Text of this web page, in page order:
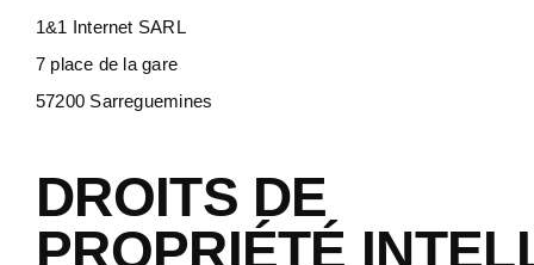
1&1 Internet SARL
7 place de la gare
57200 Sarreguemines
DROITS DE
PROPRIÉTÉ